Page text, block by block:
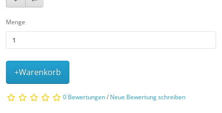
Menge
+Warenkorb
0 Bewertungen/ Neue Bewertung schreiben